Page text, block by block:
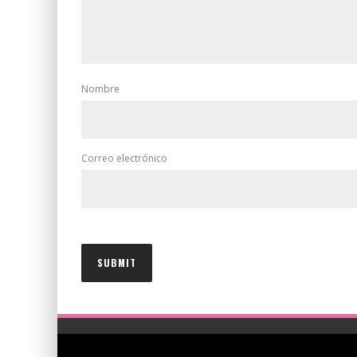
Nombre
Correo electrónico